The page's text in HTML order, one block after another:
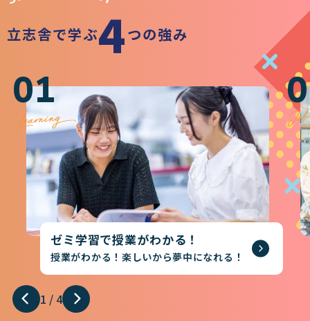
立志舎で学ぶ4つの強み
01
ゼミ学習で授業がわかる！
授業がわかる！楽しいから夢中になれる！
1 / 4